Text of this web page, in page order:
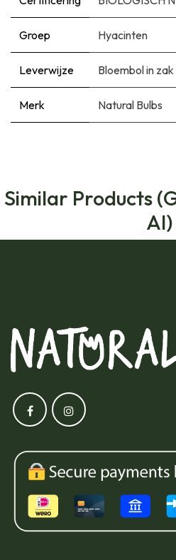
Groep Hyacinten
Leverwijze Bloembol in zak
Merk Natural Bulbs
Similar Products
AI)